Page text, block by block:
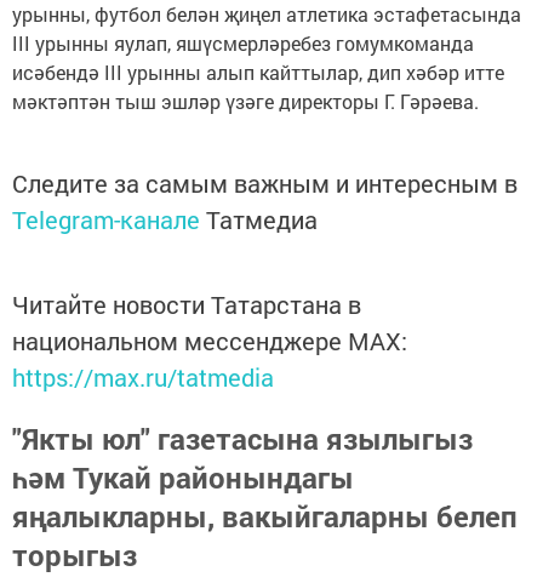
урынны, футбол белән җиңел атлетика эстафетасында
III урынны яулап, яшүсмерләребез гомумкоманда
исәбендә III урынны алып кайттылар, дип хәбәр итте
мәктәптән тыш эшләр үзәге директоры Г. Гәрәева.
Следите за самым важным и интересным в
Telegram-канале Татмедиа
Читайте новости Татарстана в
национальном мессенджере MАХ:
https://max.ru/tatmedia
"Якты юл" газетасына язылыгыз
һәм Тукай районындагы
яңалыкларны, вакыйгаларны белеп
торыгыз